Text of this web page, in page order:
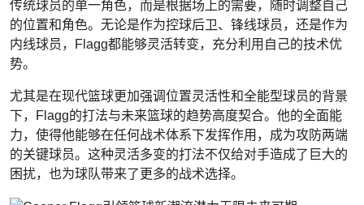
传统球员的单一角色，而是根据场上的需要，随时调整自己
的位置和角色。无论是作为控球后卫、锋线球员，还是作为
内线球员，Flagg都能够灵活转变，充分利用自己的技术优
势。
尤其是在现代篮球更加强调位置灵活性和全能型球员的背景
下，Flagg的打法与未来篮球的趋势高度契合。他的全面能
力，使得他能够在任何战术体系下发挥作用，成为攻防两端
的关键球员。这种灵活多变的打法不仅给对手造成了巨大的
困扰，也为球队带来了更多的战术选择。